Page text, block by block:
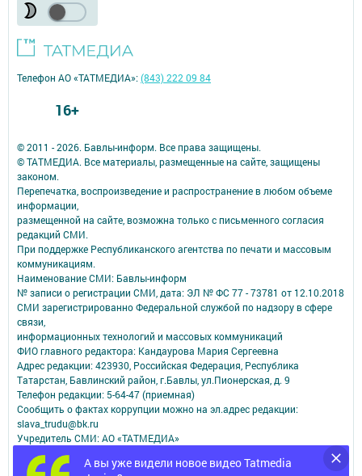
А вы уже видели новое видео Tatmedia
© 2011 - 2026. Бавлы-информ. Все права защищены.
© ТАТМЕДИА. Все материалы, размещенные на сайте, защищены
законом.
Перепечатка, воспроизведение и распространение в любом объеме
информации,
размещенной на сайте, возможна только с письменного согласия
редакций СМИ.
При поддержке Республиканского агентства по печати и массовым
коммуникациям.
Наименование СМИ: Бавлы-информ
№ записи о регистрации СМИ, дата: ЭЛ № ФС 77 - 73781 от 12.10.2018
СМИ зарегистрированно Федеральной службой по надзору в сфере
связи,
информационных технологий и массовых коммуникаций
ФИО главного редактора: Кандаурова Мария Сергеевна
Адрес редакции: 423930, Российская Федерация, Республика
Татарстан, Бавлинский район, г.Бавлы, ул.Пионерская, д. 9
Телефон редакции: 5-64-47 (приемная)
Сообщить о фактах коррупции можно на эл.адрес редакции:
slava_trudu@bk.ru
Учредитель СМИ: АО «ТАТМЕДИА»
Антикоррупционная политика
Телефон АО «ТАТМЕДИА»:(843) 222 09 84
16+